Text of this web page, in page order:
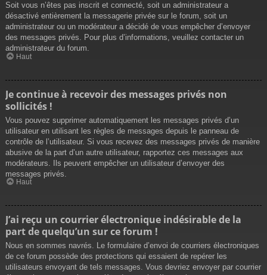
Soit vous n’êtes pas inscrit et connecté, soit un administrateur a
désactivé entièrement la messagerie privée sur le forum, soit un
administrateur ou un modérateur a décidé de vous empêcher d’envoyer
des messages privés. Pour plus d’informations, veuillez contacter un
administrateur du forum.
Haut
Je continue à recevoir des messages privés non
sollicités !
Vous pouvez supprimer automatiquement les messages privés d’un
utilisateur en utilisant les règles de messages depuis le panneau de
contrôle de l’utilisateur. Si vous recevez des messages privés de manière
abusive de la part d’un autre utilisateur, rapportez ces messages aux
modérateurs. Ils peuvent empêcher un utilisateur d’envoyer des
messages privés.
Haut
J’ai reçu un courrier électronique indésirable de la
part de quelqu’un sur ce forum !
Nous en sommes navrés. Le formulaire d’envoi de courriers électroniques
de ce forum possède des protections qui essaient de repérer les
utilisateurs envoyant de tels messages. Vous devriez envoyer par courrier